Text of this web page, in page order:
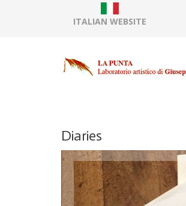
ITALIAN WEBSITE
Diaries